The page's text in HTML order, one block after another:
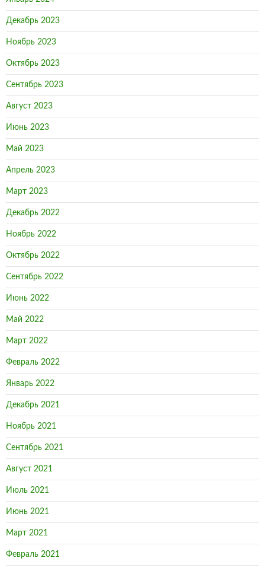
Декабрь 2023
Ноябрь 2023
Октябрь 2023
Сентябрь 2023
Август 2023
Июнь 2023
Май 2023
Апрель 2023
Март 2023
Декабрь 2022
Ноябрь 2022
Октябрь 2022
Сентябрь 2022
Июнь 2022
Май 2022
Март 2022
Февраль 2022
Январь 2022
Декабрь 2021
Ноябрь 2021
Сентябрь 2021
Август 2021
Июль 2021
Июнь 2021
Март 2021
Февраль 2021